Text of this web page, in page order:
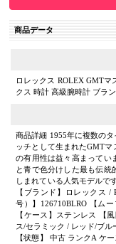
商品データ
ロレックス ROLEX GMTマ
クス 時計 高級腕時計 ブラ
商品詳細 1955年に複数の
ッチとして生まれたGMT
の有用性は益々高まってい
と青で色分けした最も伝統
しまれている人気モデルで
【ブランド】ロレックス
号）】126710BLRO 【ム
【ケース】ステンレス 【
ス/セラミック / レッド/ブル
【状態】 中古 ランクA ケ